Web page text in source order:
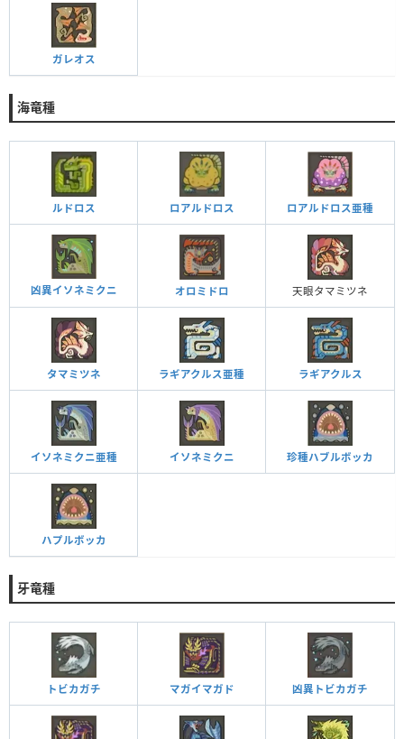
ガレオス
海竜種
ルドロス ロアルドロス ロアルドロス亜種
凶異イソネミクニ オロミドロ 天眼タマミツネ
タマミツネ ラギアクルス亜種 ラギアクルス
イソネミクニ亜種 イソネミクニ 珍種ハブルボッカ
ハプルボッカ
牙竜種
トビカガチ マガイマガド 凶異トビカガチ